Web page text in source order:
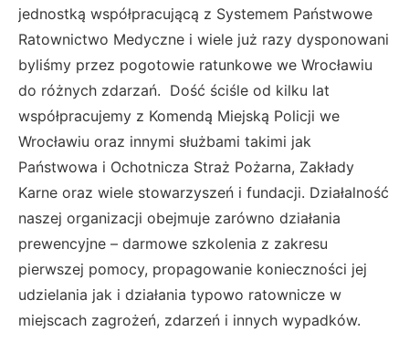
jednostką współpracującą z Systemem Państwowe
Ratownictwo Medyczne i wiele już razy dysponowani
byliśmy przez pogotowie ratunkowe we Wrocławiu
do różnych zdarzań. Dość ściśle od kilku lat
współpracujemy z Komendą Miejską Policji we
Wrocławiu oraz innymi służbami takimi jak
Państwowa i Ochotnicza Straż Pożarna, Zakłady
Karne oraz wiele stowarzyszeń i fundacji. Działalność
naszej organizacji obejmuje zarówno działania
prewencyjne – darmowe szkolenia z zakresu
pierwszej pomocy, propagowanie konieczności jej
udzielania jak i działania typowo ratownicze w
miejscach zagrożeń, zdarzeń i innych wypadków.